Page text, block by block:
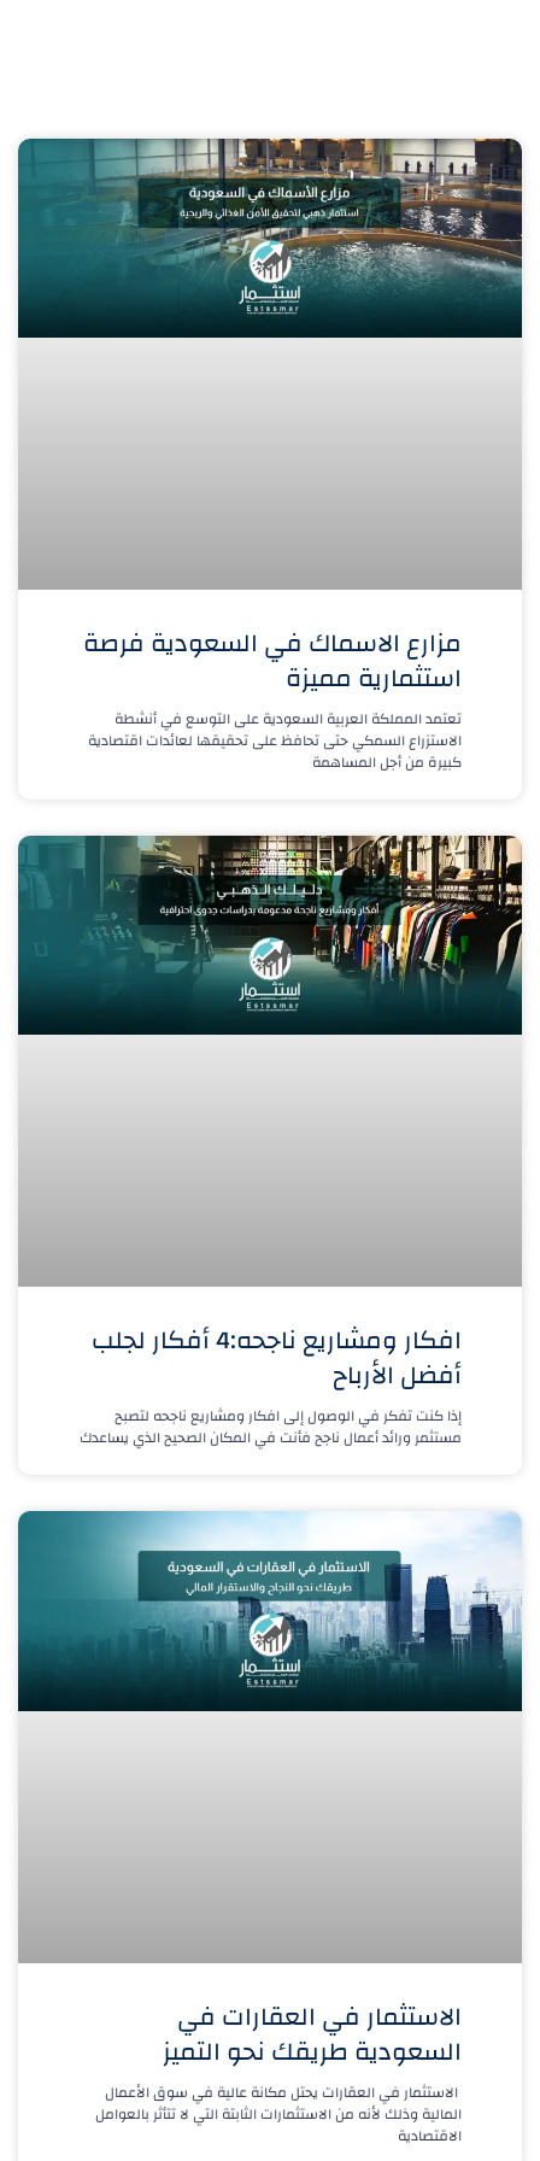
مزارع الاسماك في السعودية فرصة
استثمارية مميزة
تعتمد المملكة العربية السعودية على التوسع في أنشطة
الاستزراع السمكي حتى تحافظ على تحقيقها لعائدات اقتصادية
كبيرة من أجل المساهمة
افكار ومشاريع ناجحه:4 أفكار لجلب
أفضل الأرباح
إذا كنت تفكر في الوصول إلى افكار ومشاريع ناجحه لتصبح
مستثمر ورائد أعمال ناجح فأنت في المكان الصحيح الذي يساعدك
الاستثمار في العقارات في
السعودية طريقك نحو التميز
الاستثمار في العقارات يحتل مكانة عالية في سوق الأعمال
المالية وذلك لأنه من الاستثمارات الثابتة التي لا تتأثر بالعوامل
الاقتصادية